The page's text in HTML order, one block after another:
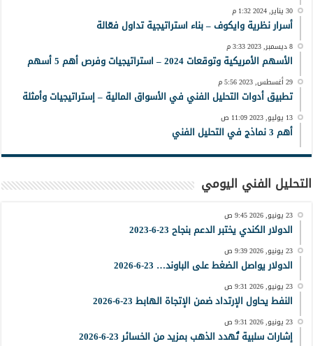
30 يناير, 2024 1:32 م
أسرار نظرية وايكوف – بناء استراتيجية تداول فعّالة
8 ديسمبر, 2023 3:33 م
الأسهم الأمريكية وتوقعات 2024 – استراتيجيات وفرص أهم 5 أسهم
29 أغسطس, 2023 5:56 م
تطبيق أدوات التحليل الفني في الأسواق المالية – إستراتيجيات وأمثلة
13 يوليو, 2023 11:09 ص
أهم 3 نماذج في التحليل الفني
التحليل الفني اليومي
23 يونيو, 2026 9:45 ص
الدولار الكندي يختبر الدعم بنجاح 23-6-2023
23 يونيو, 2026 9:39 ص
الدولار يواصل الضغط على الباوند… 23-6-2026
23 يونيو, 2026 9:31 ص
النفط يحاول الإرتداد ضمن الإتجاة الهابط 23-6-2026
23 يونيو, 2026 9:31 ص
إشارات سلبية تُهدد الذهب بمزيد من الخسائر 23-6-2026